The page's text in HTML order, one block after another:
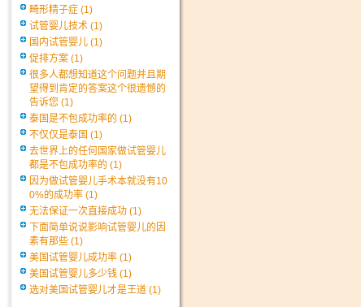
畸形精子症 (1)
试管婴儿技术 (1)
国内试管婴儿 (1)
促排方案 (1)
很多人都想知道这个问题并且期
望得到肯定的答案这个很遗憾的
告诉您 (1)
泰国是不包成功率的 (1)
不仅仅是泰国 (1)
去世界上的任何国家做试管婴儿
都是不包成功率的 (1)
因为做试管婴儿手术本就没有10
0%的成功率 (1)
无法保证一次直接成功 (1)
下面简单说说影响试管婴儿的因
素有那些 (1)
美国试管婴儿成功率 (1)
美国试管婴儿多少钱 (1)
选对美国试管婴儿才是王道 (1)